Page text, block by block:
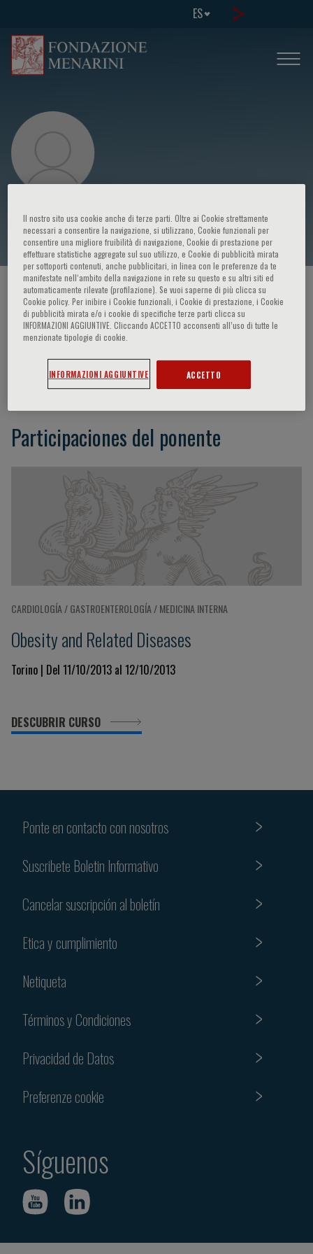
ES
Miguel Ferrer
HOME PAGE / CURSOS Y EVENTOS / ORADOR
Miguel Ferrer
Participaciones del ponente
CARDIOLOGÍA / GASTROENTEROLOGÍA / MEDICINA INTERNA
Obesity and Related Diseases
Torino | Del 11/10/2013 al 12/10/2013
DESCUBRIR CURSO
Ponte en contacto con nosotros
Suscribete Boletin Informativo
Cancelar suscripción al boletín
Etica y cumplimiento
Netiqueta
Términos y Condiciones
Privacidad de Datos
Preferenze cookie
Síguenos
Il nostro sito usa cookie anche di terze parti. Oltre ai Cookie strettamente
necessari a consentire la navigazione, si utilizzano, Cookie funzionali per
consentire una migliore fruibilità di navigazione, Cookie di prestazione per
effettuare statistiche aggregate sul suo utilizzo, e Cookie di pubblicità mirata
per sottoporti contenuti, anche pubblicitari, in linea con le preferenze da te
manifestate nell‘ambito della navigazione in rete su questo e su altri siti ed
automaticamente rilevate (profilazione). Se vuoi saperne di più clicca su
Cookie policy. Per inibire i Cookie funzionali, i Cookie di prestazione, i Cookie
di pubblicità mirata e/o i cookie di specifiche terze parti clicca su
INFORMAZIONI AGGIUNTIVE. Cliccando ACCETTO acconsenti all’uso di tutte le
menzionate tipologie di cookie.
INFORMAZIONI AGGIUNTIVE ACCETTO